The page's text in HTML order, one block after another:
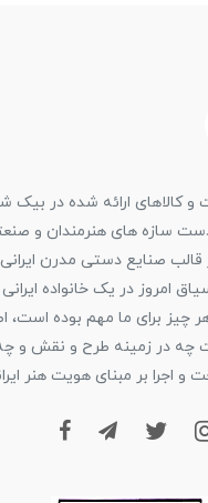
کالاهای ارائه شده در بیک
سازه های هنرمندان و
قالب صنایع دستی مدرن
امروز در یک خانواده
چیز برای ما مهم بوده است،
چه در زمینه طرح و نقش و
و اجرا بر مبنای هویت هنر